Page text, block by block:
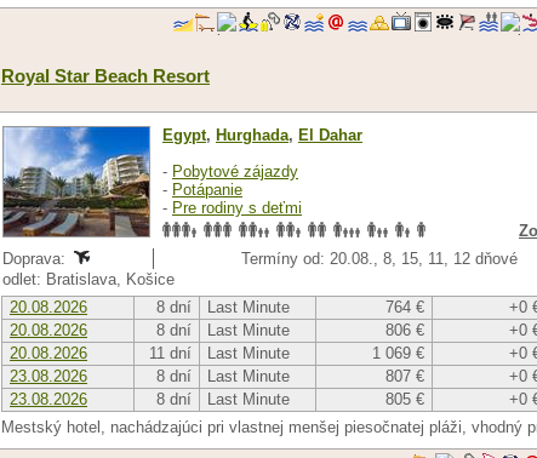
Royal Star Beach Resort
Egypt, Hurghada, El Dahar
- Pobytové zájazdy
- Potápanie
- Pre rodiny s deťmi
Doprava:
Termíny od: 20.08., 8, 15, 11, 12 dňové
odlet: Bratislava, Košice
20.08.2026
8 dní Last Minute 764 € +0
20.08.2026
8 dní Last Minute 806 € +0
20.08.2026
11 dní Last Minute 1 069 € +0
23.08.2026
8 dní Last Minute 807 € +0
23.08.2026
8 dní Last Minute 805 € +0
Mestský hotel, nachádzajúci pri vlastnej menšej piesočnatej pláži, vhodný